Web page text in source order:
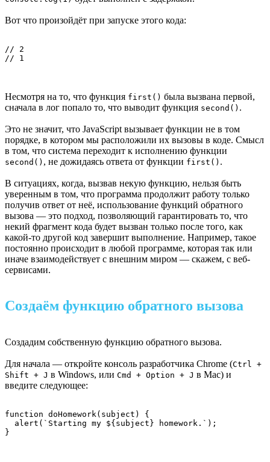
Вот что произойдёт при запуске этого кода:
// 2
// 1
Несмотря на то, что функция first() была вызвана первой,
сначала в лог попало то, что выводит функция second() .
Это не значит, что JavaScript вызывает функции не в том
порядке, в котором мы расположили их вызовы в коде. Смысл
в том, что система переходит к исполнению функции
second() , не дожидаясь ответа от функции first() .
В ситуациях, когда, вызвав некую функцию, нельзя быть
уверенным в том, что программа продолжит работу только
получив ответ от неё, использование функций обратного
вызова — это подход, позволяющий гарантировать то, что
некий фрагмент кода будет вызван только после того, как
какой-то другой код завершит выполнение. Например, такое
постоянно происходит в любой программе, которая так или
иначе взаимодействует с внешним миром — скажем, с веб-
сервисами.
Создаём функцию обратного вызова
Создадим собственную функцию обратного вызова.
Для начала — откройте консоль разработчика Chrome (Ctrl +
Shift + J в Windows, или Cmd + Option + J в Mac) и
введите следующее:
function doHomework(subject) {
alert(`Starting my ${subject} homework.`);
}